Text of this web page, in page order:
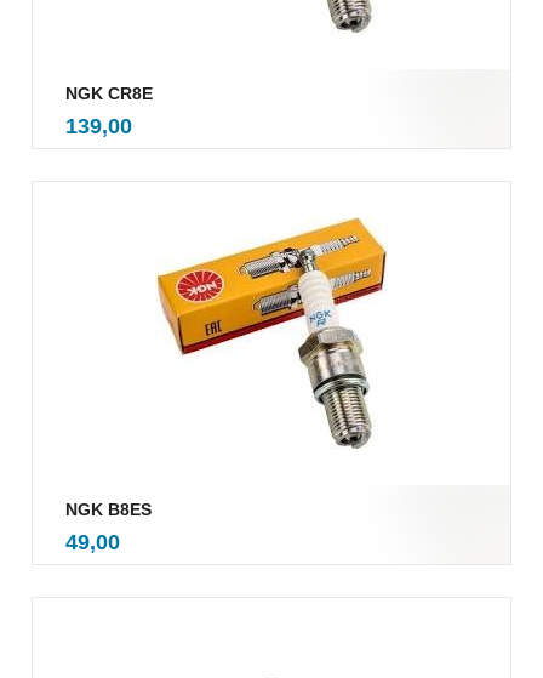
NGK CR8E
Pris
139,00mva.
NGK B8ES
Pris
49,00mva.